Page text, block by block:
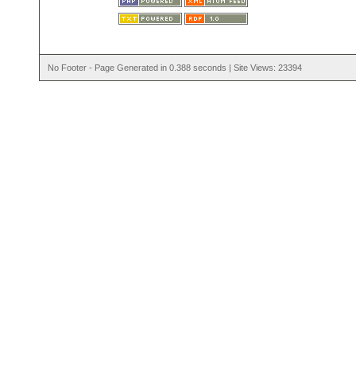
No Footer - Page Generated in 0.388 seconds | Site Views: 23394